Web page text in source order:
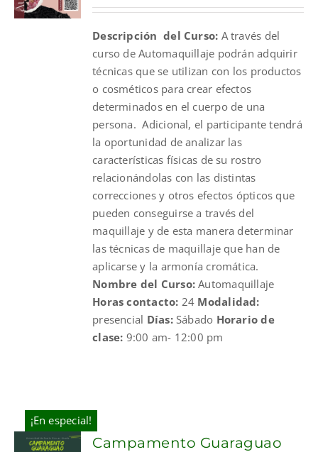
$100.00.$70.00.
Descripción del Curso: A través del
curso de Automaquillaje podrán adquirir
técnicas que se utilizan con los productos
o cosméticos para crear efectos
determinados en el cuerpo de una
persona. Adicional, el participante tendrá
la oportunidad de analizar las
características físicas de su rostro
relacionándolas con las distintas
correcciones y otros efectos ópticos que
pueden conseguirse a través del
maquillaje y de esta manera determinar
las técnicas de maquillaje que han de
aplicarse y la armonía cromática.
Nombre del Curso:Automaquillaje
Horas contacto: 24 Modalidad:
presencial Días:Sábado Horario de
clase: 9:00 am- 12:00 pm
¡En especial!
Campamento Guaraguao